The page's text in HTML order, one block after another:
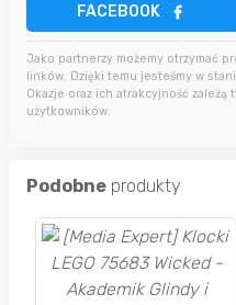
FACEBOOK
Jako partnerzy możemy otrzymać
linków. Dzięki temu jesteśmy w
Okazje oraz ich atrakcyjność zależą
użytkowników.
Podobne produkty